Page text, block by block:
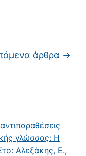
γλώσσας: Η
Αλεξάκης, Ε.,
άρθρα →